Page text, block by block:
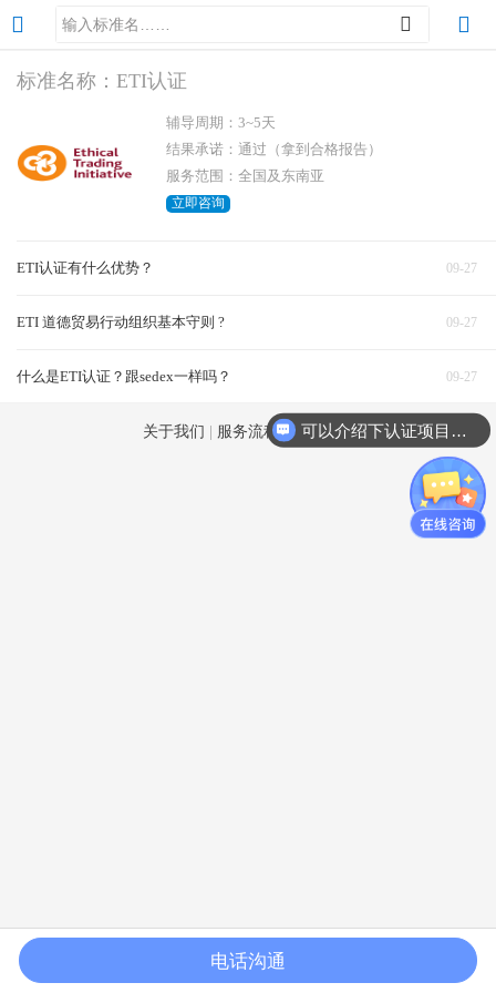
标准名称：ETI认证
辅导周期：3~5天
结果承诺：通过（拿到合格报告）
服务范围：全国及东南亚
立即咨询
09-27
ETI认证有什么优势？
09-27
ETI 道德贸易行动组织基本守则 ?
09-27
什么是ETI认证？跟sedex一样吗？
关于我们 服务流程| 成功案例
首页 标准验厂 客户验厂 体系认证 联系我们
电话沟通